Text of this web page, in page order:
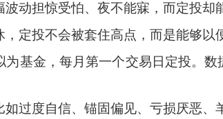
动担惊受怕、夜不能寐，而定投却
定投不会被套住高点，而是能够以
为基金，每月第一个交易日定投。数
如过度自信、锚固偏见、亏损厌恶